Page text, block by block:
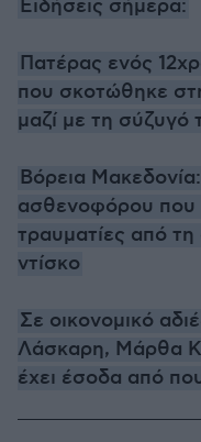
Ειδήσεις σήμερα:
Πατέρας ενός
που σκοτώθηκε
μαζί με τη
Βόρεια
ασθενοφόρου που
τραυματίες από
ντίσκο
Σε οικονομικό
Λάσκαρη, Μάρθα
έχει έσοδα από